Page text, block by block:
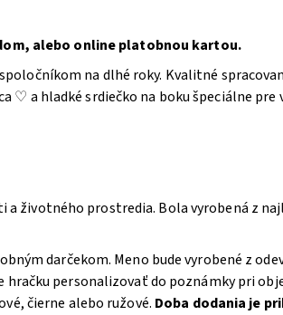
alebo online platobnou kartou.
na dlhé roky. Kvalitné
a hladké srdiečko na boku špeciálne pre
a životného prostredia. Bola vyrobená z
darčekom. Meno bude vyrobené z
hračku personalizovať do poznámky pri
čierne alebo ružové. Doba dodania je